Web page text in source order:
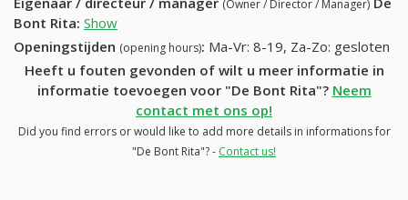
(Owner / Director / Manager)
Bont Rita: Show
Openingstijden (opening hours): Ma-Vr: 8-19, Za-Zo: gesloten
Heeft u fouten gevonden of wilt u meer informatie in
informatie toevoegen voor "De Bont Rita"? Neem
contact met ons op!
Did you find errors or would like to add more details in informations for
"De Bont Rita"? - Contact us!